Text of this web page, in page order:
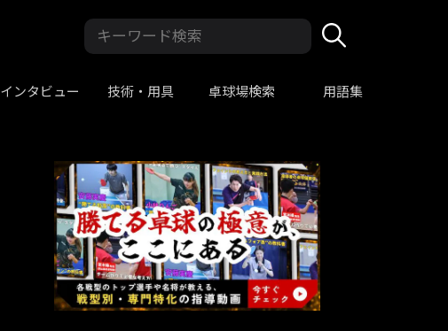
インタビュー 技術・用具 卓球場検索 用語集